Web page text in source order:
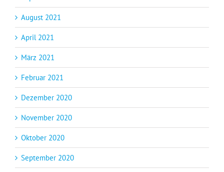
August 2021
April 2021
März 2021
Februar 2021
Dezember 2020
November 2020
Oktober 2020
September 2020